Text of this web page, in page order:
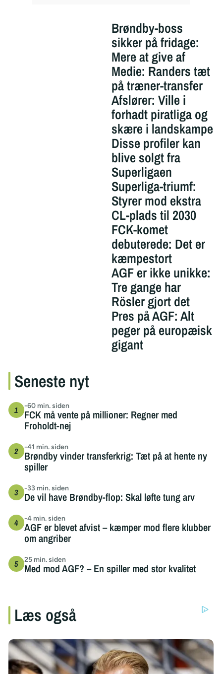
Brøndby-boss
sikker på fridage:
Mere at give af
Medie: Randers tæt
på træner-transfer
Afslører: Ville i
forhadt piratliga og
skære i landskampe
Disse profiler kan
blive solgt fra
Superligaen
Superliga-triumf:
Styrer mod ekstra
CL-plads til 2030
FCK-komet
debuterede: Det er
kæmpestort
AGF er ikke unikke:
Tre gange har
Rösler gjort det
Pres på AGF: Alt
peger på europæisk
gigant
Seneste nyt
-60 min. siden
FCK må vente på millioner: Regner med
Froholdt-nej
-41 min. siden
Brøndby vinder transferkrig: Tæt på at hente ny
spiller
-33 min. siden
De vil have Brøndby-flop: Skal løfte tung arv
-4 min. siden
AGF er blevet afvist – kæmper mod flere klubber
om angriber
25 min. siden
Med mod AGF? – En spiller med stor kvalitet